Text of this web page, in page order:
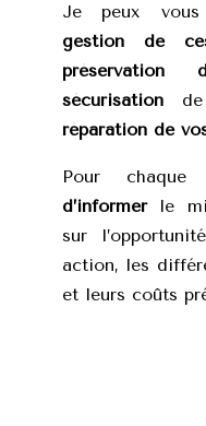
Je peux vous
gestion de
sécurisationde
réparation de
Pour chaque
d’informerle
sur
action, les
et leurs coûts